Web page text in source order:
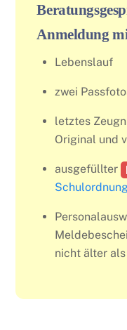
Anmeldung
Lebenslauf
zwei
letztes
Original und
ausgefüllter
nicht älter